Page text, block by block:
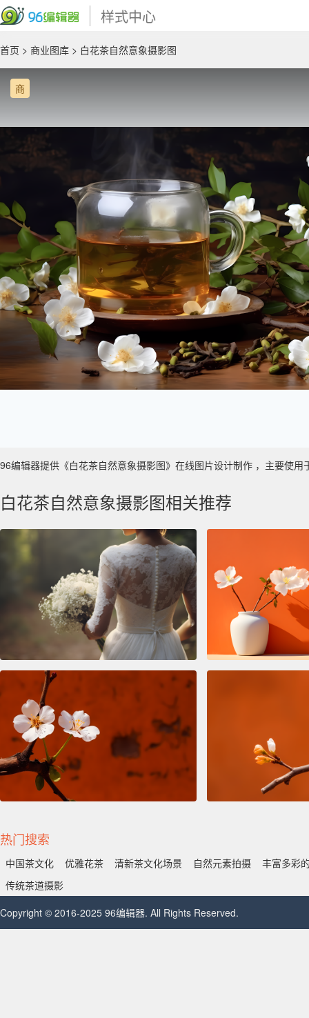
样式中心
首页 > 商业图库 > 白花茶自然意象摄影图
商
96编辑器提供《白花茶自然意象摄影图》在线图片设计制作 ，主要使
白花茶自然意象摄影图相关推荐
热门搜索
中国茶文化 优雅花茶 清新茶文化场景 自然元素拍摄
丰富多彩
传统茶道摄影
Copyright © 2016-2025 96编辑器. All Rights Reserved.